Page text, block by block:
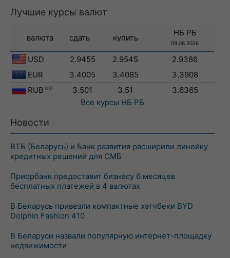
Лучшие курсы валют
валюта сдать купить
НБ РБ
09.08.2026
USD 2.9455 2.9545
2.9386
EUR
3.4005 3.4085
3.3908
RUB 100 3.501 3.51
3.6365
Все курсы НБ РБ
Новости
ВТБ (Беларусь) и Банк развития расширили линейку
кредитных решений для СМБ
Приорбанк предоставит бизнесу 6 месяцев
бесплатных платежей в 4 валютах
В Беларусь привезли компактные хэтчбеки BYD
Dolphin Fashion 410
В Беларуси назвали популярную интернет-площадку
недвижимости